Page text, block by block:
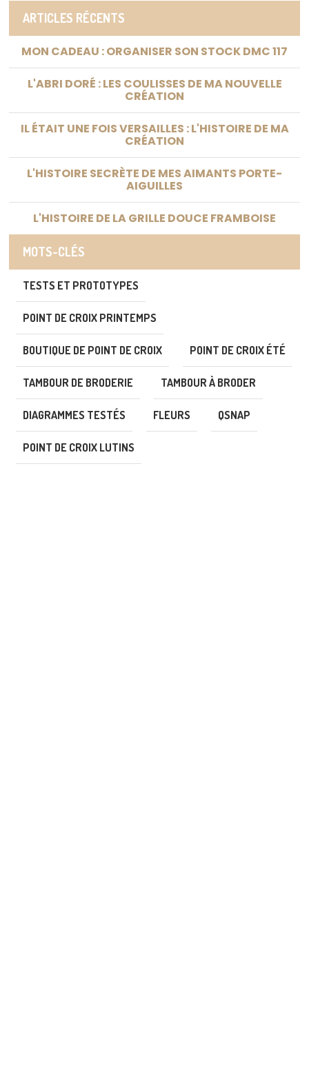
ARTICLES RÉCENTS
MON CADEAU : ORGANISER SON STOCK DMC 117
L'ABRI DORÉ : LES COULISSES DE MA NOUVELLE
CRÉATION
IL ÉTAIT UNE FOIS VERSAILLES : L'HISTOIRE DE MA
CRÉATION
L'HISTOIRE SECRÈTE DE MES AIMANTS PORTE-
AIGUILLES
L'HISTOIRE DE LA GRILLE DOUCE FRAMBOISE
MOTS-CLÉS
TESTS ET PROTOTYPES
POINT DE CROIX PRINTEMPS
BOUTIQUE DE POINT DE CROIX POINT DE CROIX ÉTÉ
TAMBOUR DE BRODERIE TAMBOUR À BRODER
DIAGRAMMES TESTÉS FLEURS QSNAP
POINT DE CROIX LUTINS